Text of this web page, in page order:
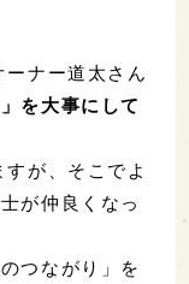
ナー道太さん
を大事にして
が、そこでよ
が仲良くなっ
つながり」を